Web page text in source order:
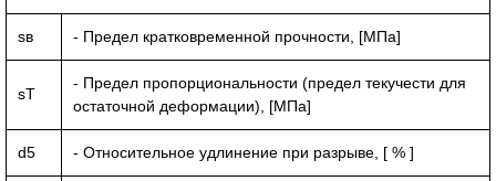
sв - Предел кратковременной прочности, [МПа]
sT
- Предел пропорциональности (предел текучести для
остаточной деформации), [МПа]
d5 - Относительное удлинение при разрыве, [ % ]